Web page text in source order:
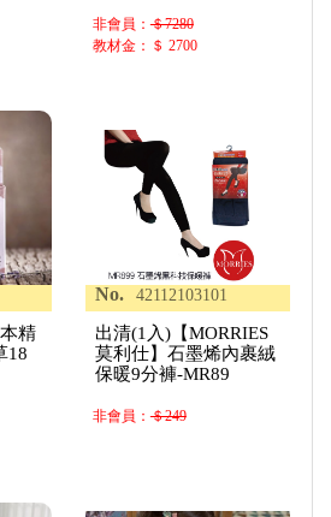
非會員：＄7280
教材金：＄ 2700
精
18
No. 42112103101
出清(1入)【MORRIES
莫利仕】石墨烯內裹絨
保暖9分褲-MR89
非會員：＄249